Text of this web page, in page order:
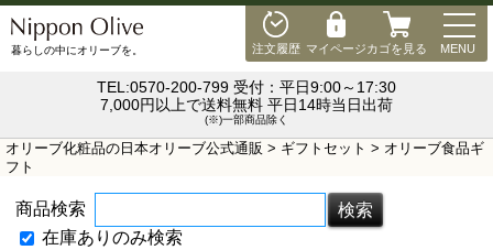
注文履歴 マイページカゴを見る MENU
暮らしの中にオリーブを。
TEL:0570-200-799 受付：平日9:00～17:30
7,000円以上で送料無料 平日14時当日出荷
(※)一部商品除く
オリーブ化粧品の日本オリーブ公式通販 > ギフトセット > オリーブ食品ギ
フト
商品検索
在庫ありのみ検索